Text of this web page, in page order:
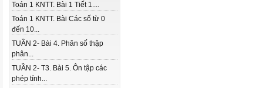
Toán 1 KNTT. Bài 1 Tiết 1....
Toán 1 KNTT. Bài Các số từ 0
đến 10...
TUẦN 2- Bài 4. Phân số thập
phân...
TUẦN 2- T3. Bài 5. Ôn tập các
phép tính...